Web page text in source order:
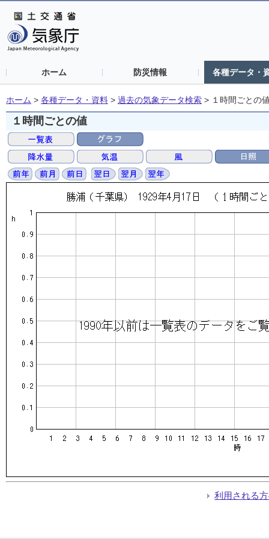
ホーム 防災情報 各種データ・
ホーム > 各種データ・資料 > 過去の気象データ検索 > １時間ごとの
１時間ごとの値
利用される